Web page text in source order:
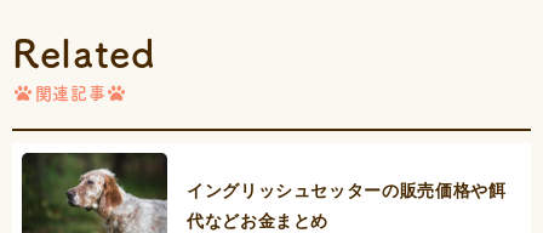
Related
関連記事
イングリッシュセッターの販売価格や餌
代などお金まとめ